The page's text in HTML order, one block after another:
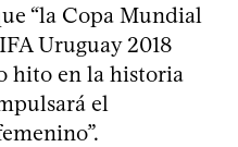
“la Copa Mundial
Uruguay 2018
hito en la historia
el